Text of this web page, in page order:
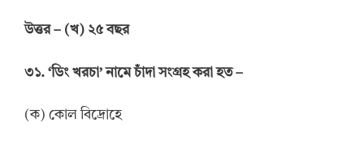
উত্তর– (খ) ২৫ বছর
৩১. ‘ডিং খরচা’ নামে চাঁদা সংগ্রহ করা হত –
(ক) কোল বিদ্রোহে